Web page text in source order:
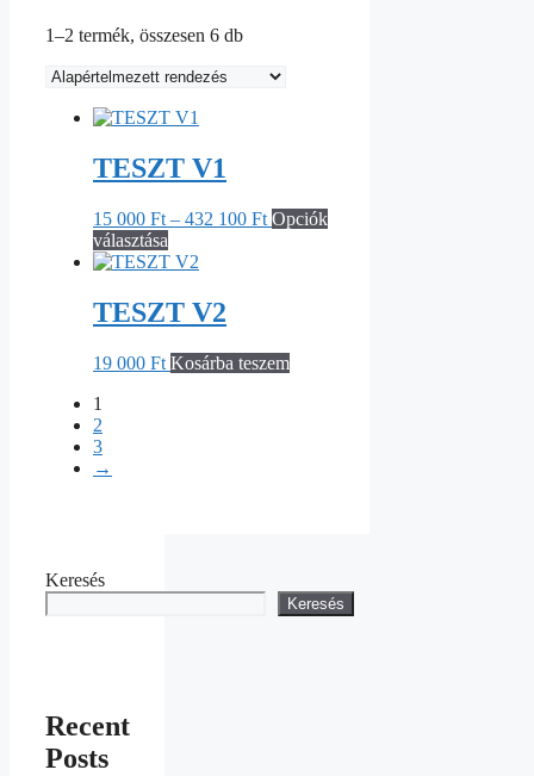
1–2 termék, összesen 6 db
TESZT V1
15 000 Ft – 432 100 FtÁrtartomány:
Opciók
választása
a
több
variációja
A
TESZT V2
19 000 Ft Kosárba teszem
1
2
3
→
Keresés
Keresés
Recent
Posts